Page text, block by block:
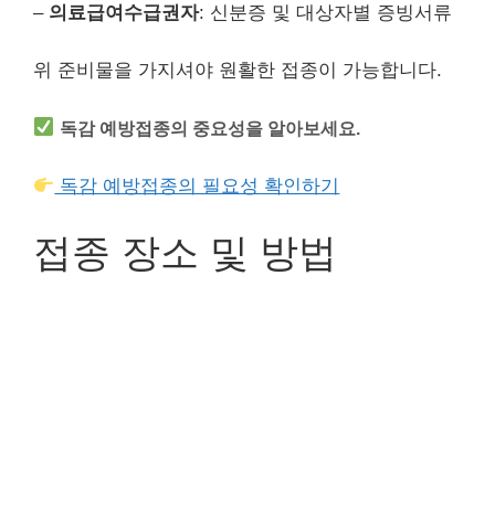
– 의료급여수급권자: 신분증 및 대상자별 증빙서류
위 준비물을 가지셔야 원활한 접종이 가능합니다.
독감 예방접종의 중요성을 알아보세요.
독감 예방접종의 필요성 확인하기
접종 장소 및 방법